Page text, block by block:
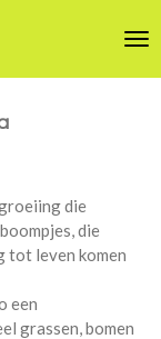
die
die
tot leven komen
een
grassen, bomen